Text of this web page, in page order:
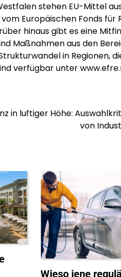
stehen EU-Mittel
Europäischen Fonds für
hinaus gibt es eine
Maßnahmen aus den
in Regionen,
verfügbar unter
in luftiger Höhe:
von
Wieso jene